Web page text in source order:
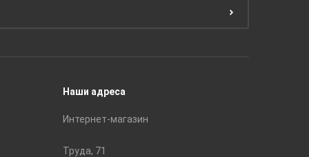
Наши адреса
Интернет-магазин
Труда, 71